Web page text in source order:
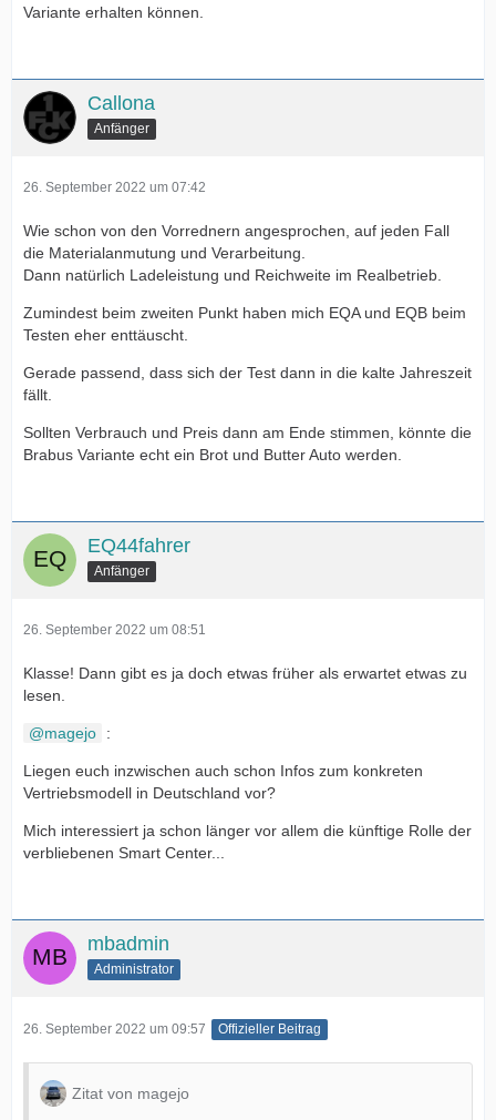
Variante erhalten können.
Callona
Anfänger
26. September 2022 um 07:42
Wie schon von den Vorrednern angesprochen, auf jeden Fall
die Materialanmutung und Verarbeitung.
Dann natürlich Ladeleistung und Reichweite im Realbetrieb.
Zumindest beim zweiten Punkt haben mich EQA und EQB beim
Testen eher enttäuscht.
Gerade passend, dass sich der Test dann in die kalte Jahreszeit
fällt.
Sollten Verbrauch und Preis dann am Ende stimmen, könnte die
Brabus Variante echt ein Brot und Butter Auto werden.
EQ44fahrer
Anfänger
26. September 2022 um 08:51
Klasse! Dann gibt es ja doch etwas früher als erwartet etwas zu
lesen.
magejo :
Liegen euch inzwischen auch schon Infos zum konkreten
Vertriebsmodell in Deutschland vor?
Mich interessiert ja schon länger vor allem die künftige Rolle der
verbliebenen Smart Center...
mbadmin
Administrator
26. September 2022 um 09:57 Offizieller Beitrag
Zitat von magejo